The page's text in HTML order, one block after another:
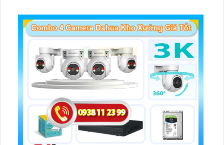
giám sát có màu vào ban đêm